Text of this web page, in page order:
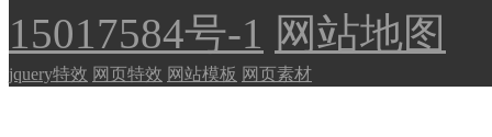
15017584号-1 网站地图
jquery特效 网页特效 网站模板 网页素材